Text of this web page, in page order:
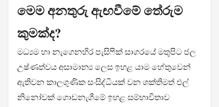
මෙම අනතුරු ඇඟවීමේ තේරුම
කුමක්ද?
මධ්‍යම හා නැගෙනහිර පැසිෆික් සාගරයේ මතුපිට ජල
උෂ්ණත්වය අසාමාන්‍ය ලෙස ඉහළ යාම හේතුවෙන්
ඇතිවන කාලගුණික සංසිද්ධියක් වන ශක්තිමත් එල්
නිනෝවක් ගොඩනැගීමේ ඉහළ සම්භාවිතාව